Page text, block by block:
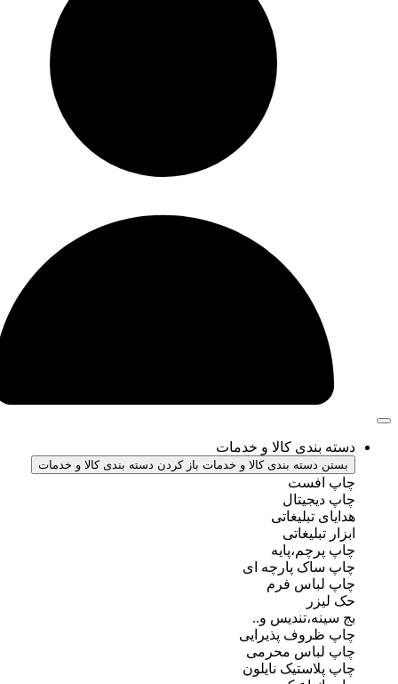
کالا و خدمات
بندی کالا و خدمات باز کردن دسته بندی کالا و خدمات
پارچه ای
فرم
و..
پذیرایی
محرمی
نایلون